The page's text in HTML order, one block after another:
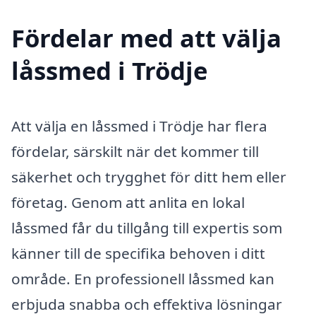
Fördelar med att välja
låssmed i Trödje
Att välja en låssmed i Trödje har flera
fördelar, särskilt när det kommer till
säkerhet och trygghet för ditt hem eller
företag. Genom att anlita en lokal
låssmed får du tillgång till expertis som
känner till de specifika behoven i ditt
område. En professionell låssmed kan
erbjuda snabba och effektiva lösningar